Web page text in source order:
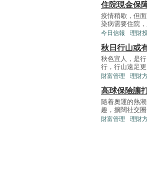
住院現金保
疫情稍歇，但
染病需要住院
今日信報 理財
秋日行山或
秋色宜人，是
行，行山遠足
財富管理 理財
高球保險讓
隨着奧運的熱
趣，擴闊社交
財富管理 理財